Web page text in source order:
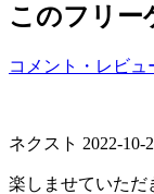
このフリー
コメント・レビュ
ネクスト 2022-10-
楽しませていただ